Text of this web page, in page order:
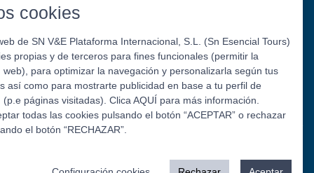
Y
Síguenos:
cookies
de SN V&E Plataforma Internacional, S.L. (Sn Esencial Tours)
propias y de terceros para fines funcionales (permitir la
web), para optimizar la navegación y personalizarla según tus
así como para mostrarte publicidad en base a tu perfil de
páginas visitadas). Clica AQUÍ para más información.
todas las cookies pulsando el botón “ACEPTAR” o rechazar
el botón “RECHAZAR”.